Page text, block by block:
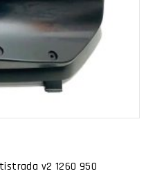
v2 1260 950